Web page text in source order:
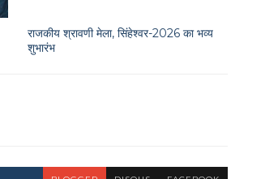
राजकीय श्रावणी मेला, सिंहेश्वर-2026 का भव्य
शुभारंभ